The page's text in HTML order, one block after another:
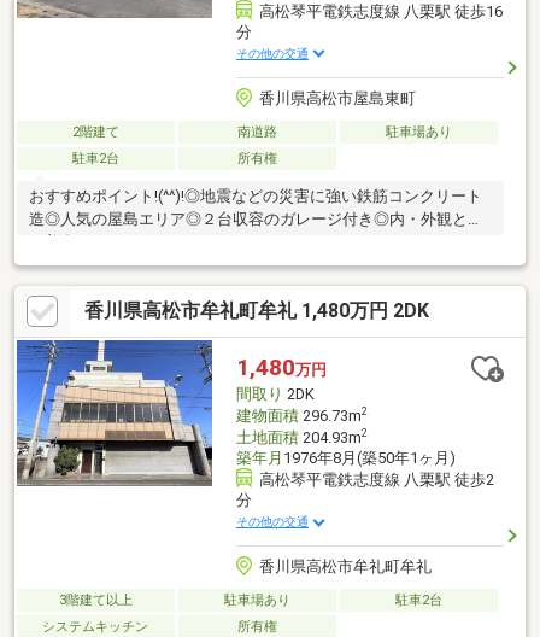
高松琴平電鉄志度線 八栗駅 徒歩16
分
その他の交通
香川県高松市屋島東町
2階建て 南道路
駐車場あり
駐車2台
所有権
おすすめポイント!(^^)!◎地震などの災害に強い鉄筋コンクリート
造◎人気の屋島エリア◎２台収容のガレージ付き◎内・外観とも
香川県高松市牟礼町牟礼 1,480万円 2DK
1,480万円
間取り 2DK
建物面積296.73m2
土地面積204.93m2
築年月 1976年8月(築50年1ヶ月)
高松琴平電鉄志度線 八栗駅 徒歩2
分
その他の交通
香川県高松市牟礼町牟礼
3階建て以上 駐車場あり
駐車2台
システムキッチン
所有権